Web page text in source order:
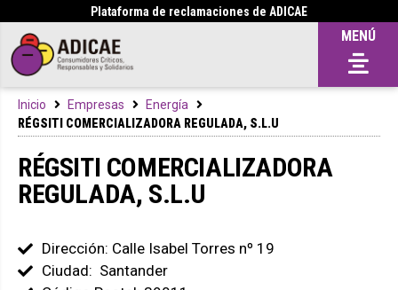
Plataforma de reclamaciones de ADICAE
MENÚ
Inicio Empresas
Energía
RÉGSITI COMERCIALIZADORA REGULADA, S.L.U
RÉGSITI COMERCIALIZADORA
REGULADA, S.L.U
Dirección: Calle Isabel Torres nº 19
Ciudad: Santander